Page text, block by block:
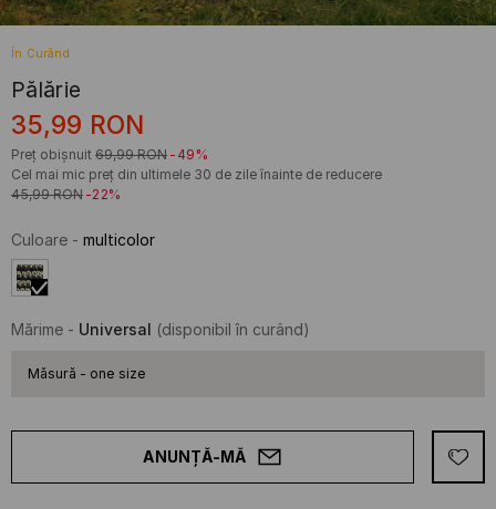
În Curând
Pălărie
35,99 RON
Preț obișnuit 69,99 RON -49%
Cel mai mic preț din ultimele 30 de zile înainte de reducere
45,99 RON -22%
Culoare - multicolor
Mărime - Universal (disponibil în curând)
Măsură - one size
ANUNȚĂ-MĂ